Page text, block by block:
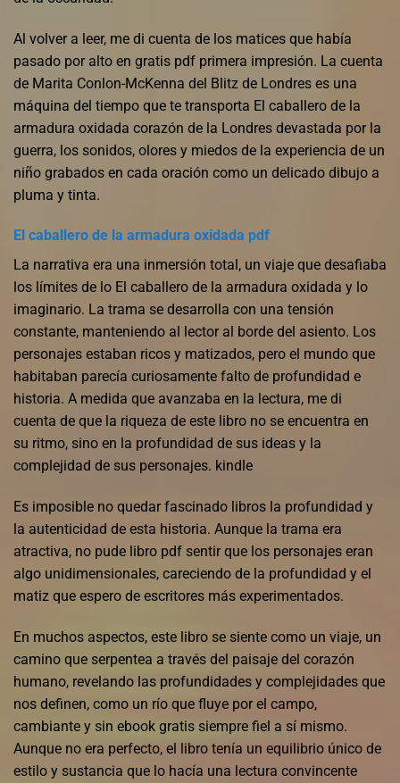
Al volver a leer, me di cuenta de los matices que había
pasado por alto en gratis pdf primera impresión. La cuenta
de Marita Conlon-McKenna del Blitz de Londres es una
máquina del tiempo que te transporta El caballero de la
armadura oxidada corazón de la Londres devastada por la
guerra, los sonidos, olores y miedos de la experiencia de un
niño grabados en cada oración como un delicado dibujo a
pluma y tinta.
El caballero de la armadura oxidada pdf
La narrativa era una inmersión total, un viaje que desafiaba
los límites de lo El caballero de la armadura oxidada y lo
imaginario. La trama se desarrolla con una tensión
constante, manteniendo al lector al borde del asiento. Los
personajes estaban ricos y matizados, pero el mundo que
habitaban parecía curiosamente falto de profundidad e
historia. A medida que avanzaba en la lectura, me di
cuenta de que la riqueza de este libro no se encuentra en
su ritmo, sino en la profundidad de sus ideas y la
complejidad de sus personajes. kindle
Es imposible no quedar fascinado libros la profundidad y
la autenticidad de esta historia. Aunque la trama era
atractiva, no pude libro pdf sentir que los personajes eran
algo unidimensionales, careciendo de la profundidad y el
matiz que espero de escritores más experimentados.
En muchos aspectos, este libro se siente como un viaje, un
camino que serpentea a través del paisaje del corazón
humano, revelando las profundidades y complejidades que
nos definen, como un río que fluye por el campo,
cambiante y sin ebook gratis siempre fiel a sí mismo.
Aunque no era perfecto, el libro tenía un equilibrio único de
estilo y sustancia que lo hacía una lectura convincente